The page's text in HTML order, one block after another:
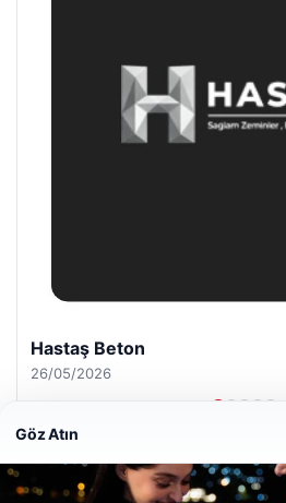
Prenses Night Club
29/04/2026
Göz Atın